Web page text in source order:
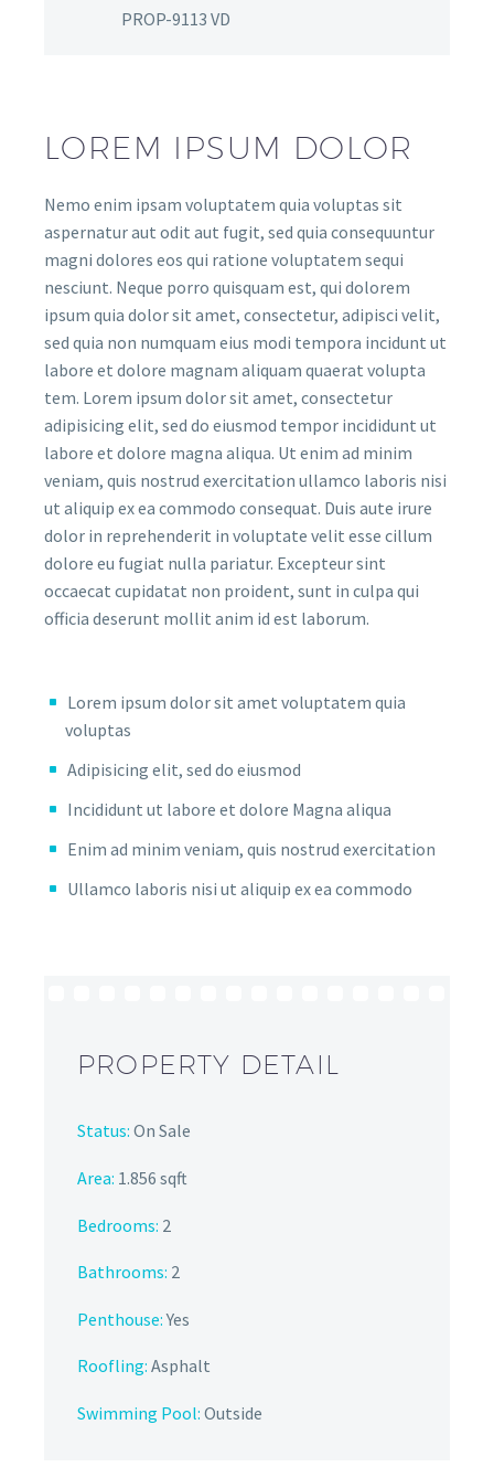
PROP-9113 VD
LOREM IPSUM DOLOR
Nemo enim ipsam voluptatem quia voluptas sit
aspernatur aut odit aut fugit, sed quia consequuntur
magni dolores eos qui ratione voluptatem sequi
nesciunt. Neque porro quisquam est, qui dolorem
ipsum quia dolor sit amet, consectetur, adipisci velit,
sed quia non numquam eius modi tempora incidunt ut
labore et dolore magnam aliquam quaerat volupta
tem. Lorem ipsum dolor sit amet, consectetur
adipisicing elit, sed do eiusmod tempor incididunt ut
labore et dolore magna aliqua. Ut enim ad minim
veniam, quis nostrud exercitation ullamco laboris nisi
ut aliquip ex ea commodo consequat. Duis aute irure
dolor in reprehenderit in voluptate velit esse cillum
dolore eu fugiat nulla pariatur. Excepteur sint
occaecat cupidatat non proident, sunt in culpa qui
officia deserunt mollit anim id est laborum.
Lorem ipsum dolor sit amet voluptatem quia
voluptas
Adipisicing elit, sed do eiusmod
Incididunt ut labore et dolore Magna aliqua
Enim ad minim veniam, quis nostrud exercitation
Ullamco laboris nisi ut aliquip ex ea commodo
PROPERTY DETAIL
Status: On Sale
Area: 1.856 sqft
Bedrooms: 2
Bathrooms: 2
Penthouse:Yes
Roofling: Asphalt
Swimming Pool: Outside